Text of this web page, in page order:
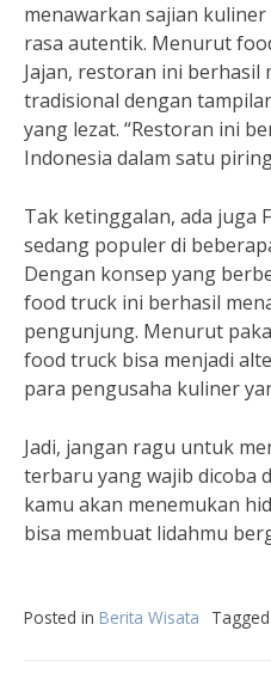
menawarkan sajian
rasa autentik. Menurut
Jajan, restoran ini berhasil
tradisional dengan
yang lezat. “Restoran ini
Indonesia dalam satu
Tak ketinggalan, ada juga
sedang populer di
Dengan konsep yang
food truck ini berhasil
pengunjung. Menurut
food truck bisa menjadi
para pengusaha kuliner
Jadi, jangan ragu untuk
terbaru yang wajib dicoba
kamu akan menemukan
bisa membuat lidahmu
Posted in Berita Wisata Tagged